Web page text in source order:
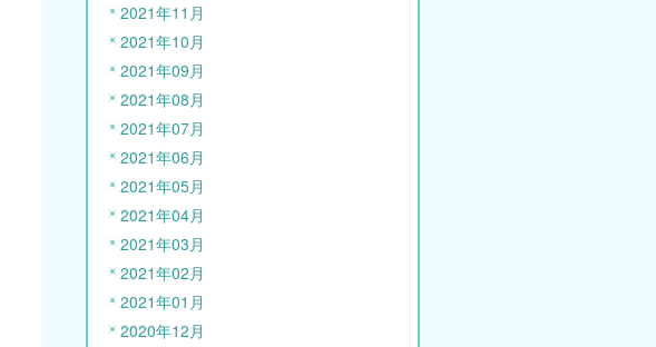
2021年11月
2021年10月
2021年09月
2021年08月
2021年07月
2021年06月
2021年05月
2021年04月
2021年03月
2021年02月
2021年01月
2020年12月